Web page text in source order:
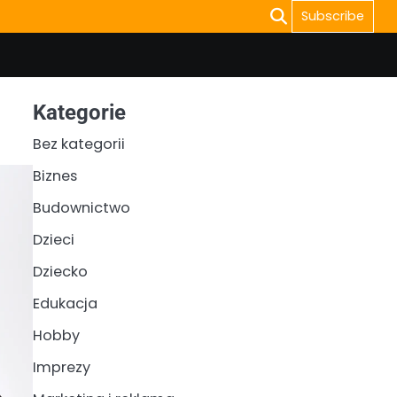
Subscribe
Kategorie
Bez kategorii
Biznes
Budownictwo
Dzieci
Dziecko
Edukacja
Hobby
Imprezy